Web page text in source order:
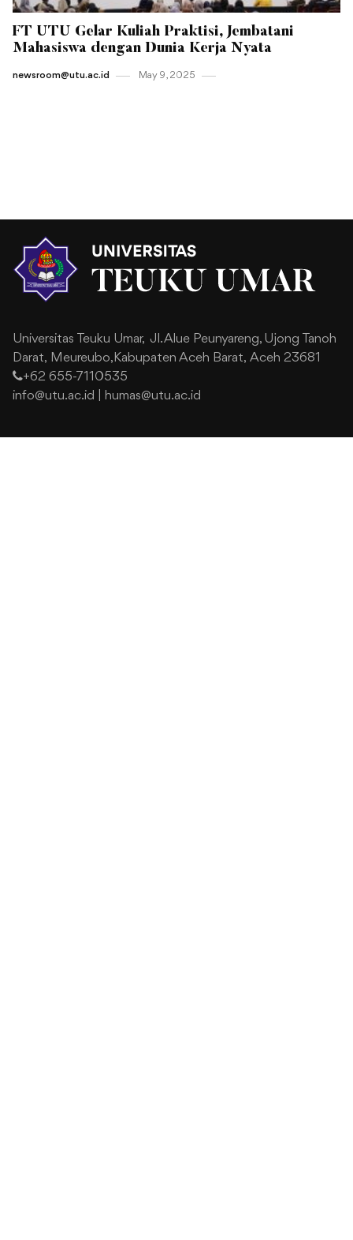
FT UTU Gelar Kuliah Praktisi, Jembatani
Mahasiswa dengan Dunia Kerja Nyata
newsroom@utu.ac.id May 9 , 2025
Universitas Teuku Umar, Jl. Alue Peunyareng, Ujong Tanoh
Darat, Meureubo,Kabupaten Aceh Barat, Aceh 23681
+62 655-7110535
info@utu.ac.id
humas@utu.ac.id